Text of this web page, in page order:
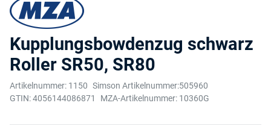
Kupplungsbowdenzug schwarz
Roller SR50, SR80
Artikelnummer: 1150 Simson Artikelnummer:505960
GTIN:4056144086871 MZA-Artikelnummer: 10360G